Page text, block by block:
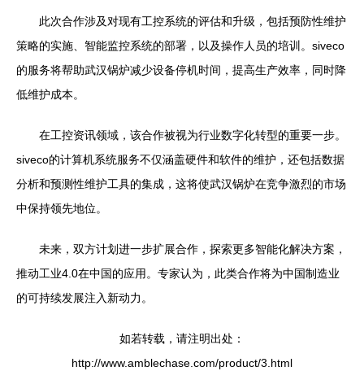
此次合作涉及对现有工控系统的评估和升级，包括预防性维护
策略的实施、智能监控系统的部署，以及操作人员的培训。siveco
的服务将帮助武汉锅炉减少设备停机时间，提高生产效率，同时降
低维护成本。
在工控资讯领域，该合作被视为行业数字化转型的重要一步。
siveco的计算机系统服务不仅涵盖硬件和软件的维护，还包括数据
分析和预测性维护工具的集成，这将使武汉锅炉在竞争激烈的市场
中保持领先地位。
未来，双方计划进一步扩展合作，探索更多智能化解决方案，
推动工业4.0在中国的应用。专家认为，此类合作将为中国制造业
的可持续发展注入新动力。
如若转载，请注明出处：
http://www.amblechase.com/product/3.html